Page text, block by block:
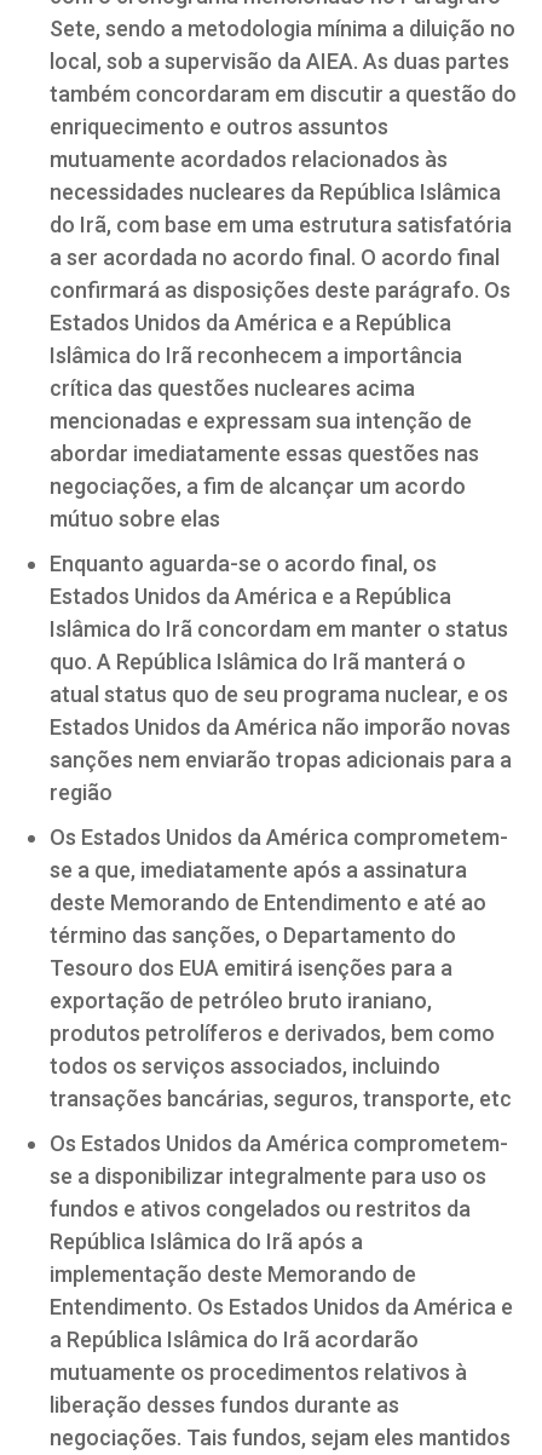
Sete, sendo a metodologia mínima a diluição no
local, sob a supervisão da AIEA. As duas partes
também concordaram em discutir a questão do
enriquecimento e outros assuntos
mutuamente acordados relacionados às
necessidades nucleares da República Islâmica
do Irã, com base em uma estrutura satisfatória
a ser acordada no acordo final. O acordo final
confirmará as disposições deste parágrafo. Os
Estados Unidos da América e a República
Islâmica do Irã reconhecem a importância
crítica das questões nucleares acima
mencionadas e expressam sua intenção de
abordar imediatamente essas questões nas
negociações, a fim de alcançar um acordo
mútuo sobre elas
Enquanto aguarda-se o acordo final, os
Estados Unidos da América e a República
Islâmica do Irã concordam em manter o status
quo. A República Islâmica do Irã manterá o
atual status quo de seu programa nuclear, e os
Estados Unidos da América não imporão novas
sanções nem enviarão tropas adicionais para a
região
Os Estados Unidos da América comprometem-
se a que, imediatamente após a assinatura
deste Memorando de Entendimento e até ao
término das sanções, o Departamento do
Tesouro dos EUA emitirá isenções para a
exportação de petróleo bruto iraniano,
produtos petrolíferos e derivados, bem como
todos os serviços associados, incluindo
transações bancárias, seguros, transporte, etc
Os Estados Unidos da América comprometem-
se a disponibilizar integralmente para uso os
fundos e ativos congelados ou restritos da
República Islâmica do Irã após a
implementação deste Memorando de
Entendimento. Os Estados Unidos da América e
a República Islâmica do Irã acordarão
mutuamente os procedimentos relativos à
liberação desses fundos durante as
negociações. Tais fundos, sejam eles mantidos